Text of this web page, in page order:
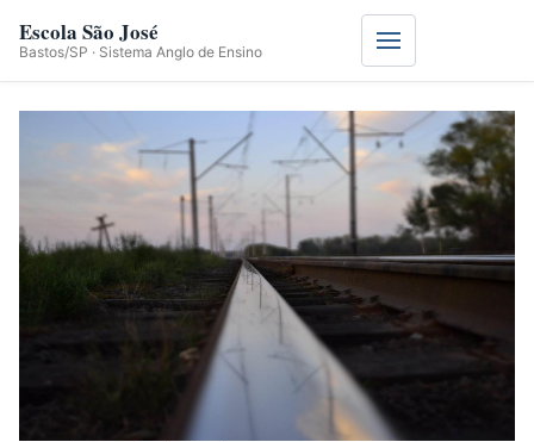
Escola São José
Bastos/SP · Sistema Anglo de Ensino Menu